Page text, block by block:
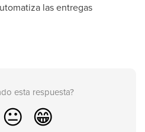
las entregas
esta respuesta?
😐 😁